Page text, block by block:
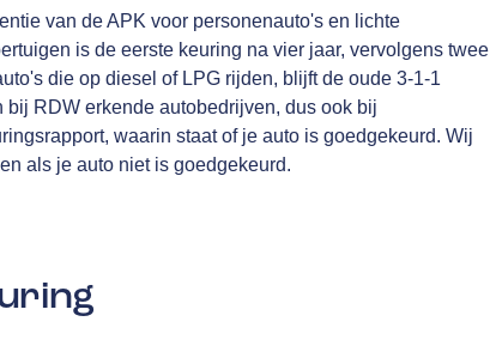
van de APK voor personenauto's en lichte
is de eerste keuring na vier jaar, vervolgens twee
die op diesel of LPG rijden, blijft de oude 3-1-1
RDW erkende autobedrijven, dus ook bij
waarin staat of je auto is goedgekeurd. Wij
als je auto niet is goedgekeurd.